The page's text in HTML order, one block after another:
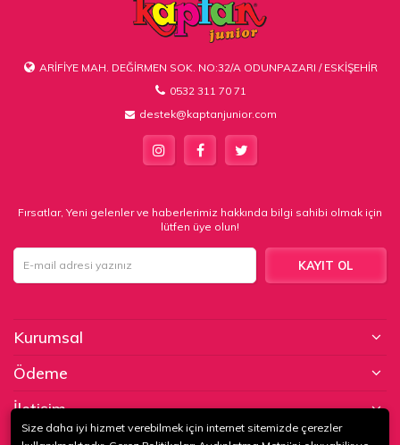
ARİFİYE MAH. DEĞİRMEN SOK. NO:32/A ODUNPAZARI / ESKİŞEHİR
0532 311 70 71
destek@kaptanjunior.com
Fırsatlar, Yeni gelenler ve haberlerimiz hakkında bilgi sahibi olmak için
lütfen üye olun!
KAYIT OL
Kurumsal
Ödeme
İletişim
Size daha iyi hizmet verebilmek için internet sitemizde çerezler